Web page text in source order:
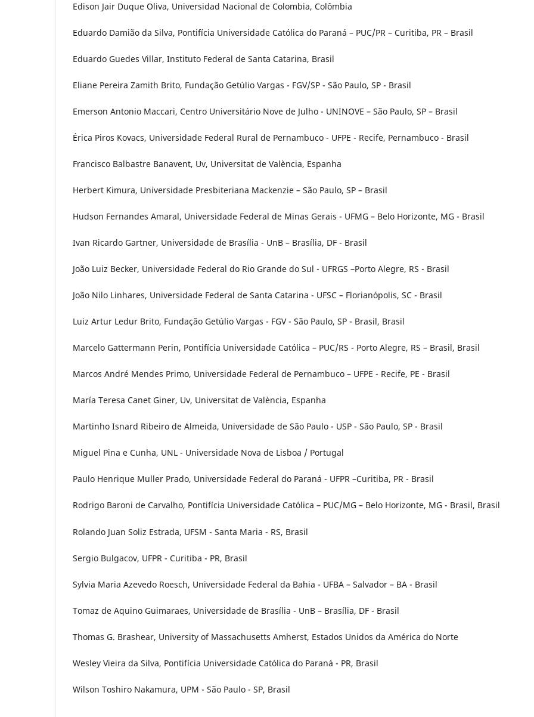
Edison Jair Duque Oliva, Universidad Nacional de Colombia, Colômbia
Eduardo Damião da Silva, Pontifícia Universidade Católica do Paraná – PUC/PR – Curitiba, PR – Brasil
Eduardo Guedes Villar, Instituto Federal de Santa Catarina, Brasil
Eliane Pereira Zamith Brito, Fundação Getúlio Vargas - FGV/SP - São Paulo, SP - Brasil
Emerson Antonio Maccari, Centro Universitário Nove de Julho - UNINOVE – São Paulo, SP – Brasil
Érica Piros Kovacs, Universidade Federal Rural de Pernambuco - UFPE - Recife, Pernambuco - Brasil
Francisco Balbastre Banavent, Uv, Universitat de València, Espanha
Herbert Kimura, Universidade Presbiteriana Mackenzie – São Paulo, SP – Brasil
Hudson Fernandes Amaral, Universidade Federal de Minas Gerais - UFMG – Belo Horizonte, MG - Brasil
Ivan Ricardo Gartner, Universidade de Brasília - UnB – Brasília, DF - Brasil
João Luiz Becker, Universidade Federal do Rio Grande do Sul - UFRGS –Porto Alegre, RS - Brasil
João Nilo Linhares, Universidade Federal de Santa Catarina - UFSC – Florianópolis, SC - Brasil
Luiz Artur Ledur Brito, Fundação Getúlio Vargas - FGV - São Paulo, SP - Brasil, Brasil
Marcelo Gattermann Perin, Pontifícia Universidade Católica – PUC/RS - Porto Alegre, RS – Brasil, Brasil
Marcos André Mendes Primo, Universidade Federal de Pernambuco – UFPE - Recife, PE - Brasil
María Teresa Canet Giner, Uv, Universitat de València, Espanha
Martinho Isnard Ribeiro de Almeida, Universidade de São Paulo - USP - São Paulo, SP - Brasil
Miguel Pina e Cunha, UNL - Universidade Nova de Lisboa / Portugal
Paulo Henrique Muller Prado, Universidade Federal do Paraná - UFPR –Curitiba, PR - Brasil
Rodrigo Baroni de Carvalho, Pontifícia Universidade Católica – PUC/MG – Belo Horizonte, MG - Brasil, Brasil
Rolando Juan Soliz Estrada, UFSM - Santa Maria - RS, Brasil
Sergio Bulgacov, UFPR - Curitiba - PR, Brasil
Sylvia Maria Azevedo Roesch, Universidade Federal da Bahia - UFBA – Salvador – BA - Brasil
Tomaz de Aquino Guimaraes, Universidade de Brasília - UnB – Brasília, DF - Brasil
Thomas G. Brashear, University of Massachusetts Amherst, Estados Unidos da América do Norte
Wesley Vieira da Silva, Pontifícia Universidade Católica do Paraná - PR, Brasil
Wilson Toshiro Nakamura, UPM - São Paulo - SP, Brasil